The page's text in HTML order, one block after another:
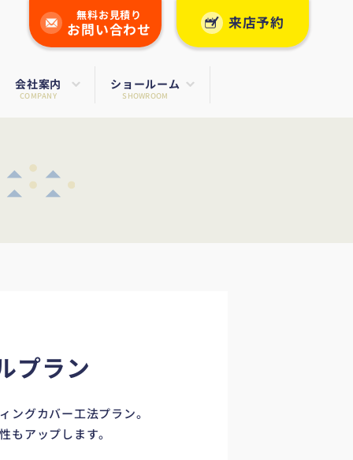
無料お見積り
お問い合わせ 来店予約
会社案内
COMPANY
ショールーム
SHOWROOM
プラン
ングカバー工法プラン。
もアップします。